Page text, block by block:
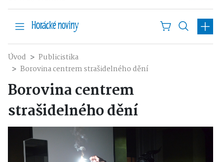
Úvod
Publicistika
Borovina centrem strašidelného dění
Borovina centrem
strašidelného dění